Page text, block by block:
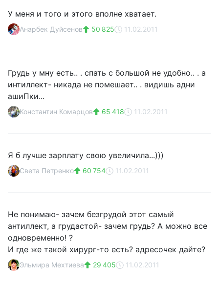
У меня и того и этого вполне хватает.
Анарбек Дуйсенов 50 825 11.02.2011
Грудь у мну есть.. . спать с большой не удобно.. . а
интиллект- никада не помешает.. . видишь адни
ашиПки...
Константин Комарцов 65 418 11.02.2011
Я б лучше зарплату свою увеличила...)))
Света Петренко 60 754 11.02.2011
Не понимаю- зачем безгрудой этот самый
антиллект, а грудастой- зачем грудь? А можно все
одновременно! ?
И где же такой хирург-то есть? адресочек дайте?
Эльмира Мехтиева 29 405 11.02.2011